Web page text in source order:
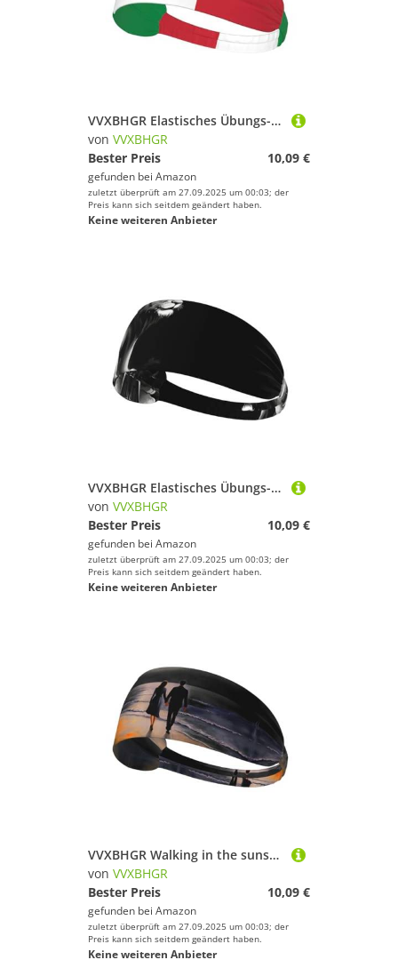
VVXBHGR Elastisches Übungs-Stirnband mit italienischer Flagge, für Damen und Herren, weich, schnell trocknend
von VVXBHGR
Bester Preis
10,09 €
gefunden bei Amazon
zuletzt überprüft am 27.09.2025 um 00:03; der
Preis kann sich seitdem geändert haben.
Keine weiteren Anbieter
VVXBHGR Elastisches Übungs-Stirnband mit Bambus-Waldlöwen-Druck, für Damen und Herren, weich, schnell trocknend
von VVXBHGR
Bester Preis
10,09 €
gefunden bei Amazon
zuletzt überprüft am 27.09.2025 um 00:03; der
Preis kann sich seitdem geändert haben.
Keine weiteren Anbieter
VVXBHGR Walking in the sunset with hands Prints Elastic Exercise Headband Sports Head Tie for Men and Women, Soft, Quick-Dry
von VVXBHGR
Bester Preis
10,09 €
gefunden bei Amazon
zuletzt überprüft am 27.09.2025 um 00:03; der
Preis kann sich seitdem geändert haben.
Keine weiteren Anbieter